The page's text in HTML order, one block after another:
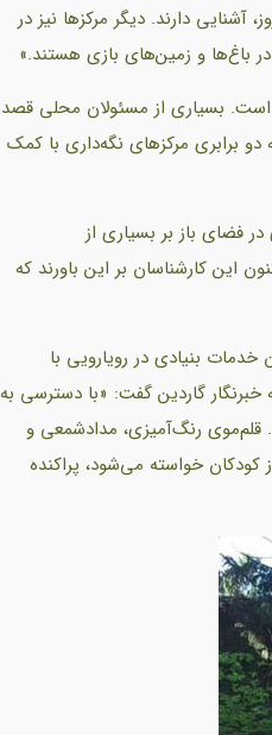
آشنایی دارند. دیگر مرکزها نیز در
باغ‌ها و زمین‌های بازی هستند.»
است. بسیاری از مسئولان محلی قصد
برابری مرکزهای نگه‌داری با کمک
فضای باز بر بسیاری از
این کارشناسان بر این باورند که
خدمات بنیادی در رویارویی با
خبرنگار گاردین گفت: «با دسترسی به
قلم‌موی رنگ‌آمیزی، مدادشمعی و
خواسته می‌شود، پراکنده